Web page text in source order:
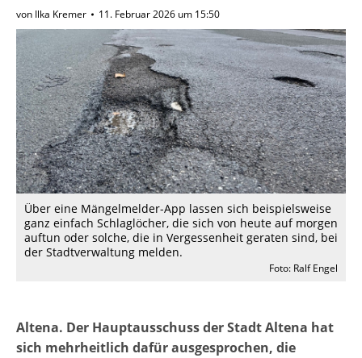
von Ilka Kremer 11. Februar 2026 um 15:50
Über eine Mängelmelder-App lassen sich beispielsweise
ganz einfach Schlaglöcher, die sich von heute auf morgen
auftun oder solche, die in Vergessenheit geraten sind, bei
der Stadtverwaltung melden.
Foto: Ralf Engel
Altena. Der Hauptausschuss der Stadt Altena hat
sich mehrheitlich dafür ausgesprochen, die